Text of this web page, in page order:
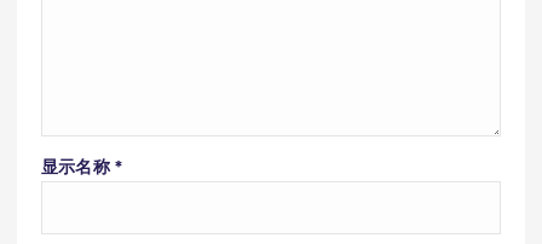
显示名称 *